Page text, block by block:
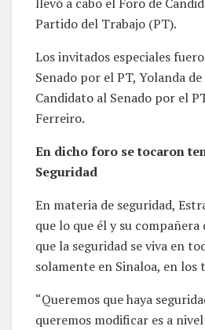
Partido del Trabajo (PT).
Los invitados especiales
Senado por el PT, Yolanda
Candidato al Senado por el
Ferreiro.
En dicho foro se tocaron
Seguridad
En materia de seguridad,
que lo que él y su
que la seguridad se viva en
solamente en Sinaloa, en los
“Queremos que haya
queremos modificar es a